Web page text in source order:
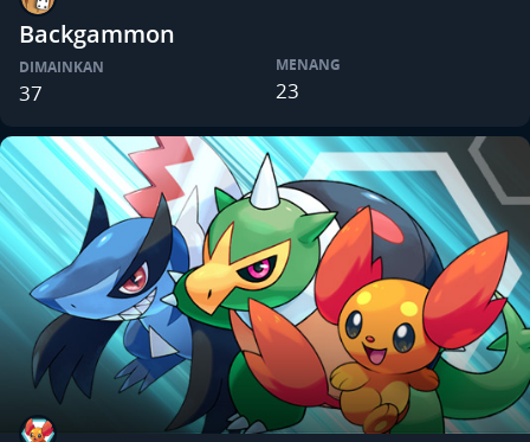
Backgammon
DIMAINKAN
37
MENANG
23